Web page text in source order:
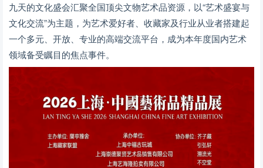
九天的文化盛会汇聚全国顶尖文物艺术品资源，以“艺术盛宴与
文化交流”为主题，为艺术爱好者、收藏家及行业从业者搭建起
一个多元、开放、专业的高端交流平台，成为本年度国内艺术
领域备受瞩目的焦点事件。